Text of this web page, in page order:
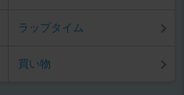
ラップタイム
買い物